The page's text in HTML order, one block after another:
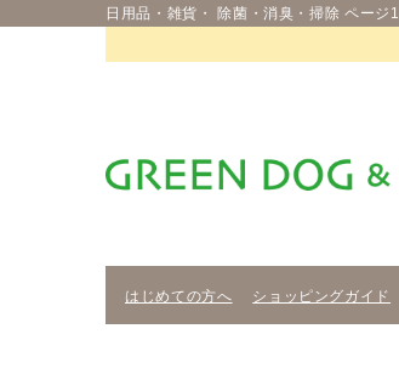
日用品・雑貨・ 除菌・消臭・掃除 ページ1
はじめての方へ ショッピングガイド